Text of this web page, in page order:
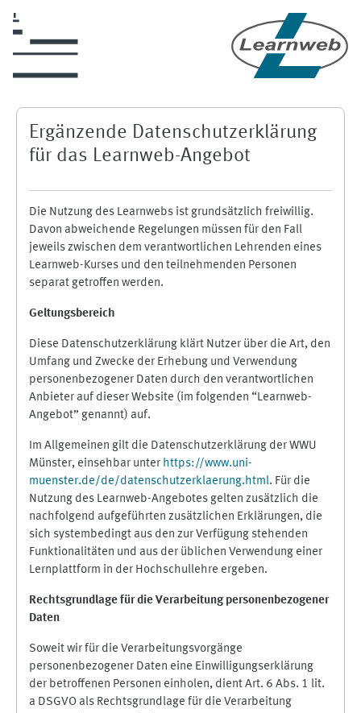
Ergänzende Datenschutzerklärung
für das Learnweb-Angebot
Die Nutzung des Learnwebs ist grundsätzlich freiwillig.
Davon abweichende Regelungen müssen für den Fall
jeweils zwischen dem verantwortlichen Lehrenden eines
Learnweb-Kurses und den teilnehmenden Personen
separat getroffen werden.
Geltungsbereich
Diese Datenschutzerklärung klärt Nutzer über die Art, den
Umfang und Zwecke der Erhebung und Verwendung
personenbezogener Daten durch den verantwortlichen
Anbieter auf dieser Website (im folgenden “Learnweb-
Angebot” genannt) auf.
Im Allgemeinen gilt die Datenschutzerklärung der WWU
Münster, einsehbar unter https://www.uni-
muenster.de/de/datenschutzerklaerung.html. Für die
Nutzung des Learnweb-Angebotes gelten zusätzlich die
nachfolgend aufgeführten zusätzlichen Erklärungen, die
sich systembedingt aus den zur Verfügung stehenden
Funktionalitäten und aus der üblichen Verwendung einer
Lernplattform in der Hochschullehre ergeben.
Rechtsgrundlage für die Verarbeitung personenbezogener
Daten
Soweit wir für die Verarbeitungsvorgänge
personenbezogener Daten eine Einwilligungserklärung
der betroffenen Personen einholen, dient Art. 6 Abs. 1 lit.
a DSGVO als Rechtsgrundlage für die Verarbeitung